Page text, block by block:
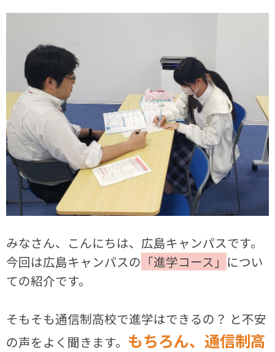
みなさん、こんにちは、広島キャンパスです。
今回は広島キャンパスの 「進学コース」 につい
ての紹介です。
そもそも通信制高校で進学はできるの？ と不安
の声をよく聞きます。 もちろん、通信制高